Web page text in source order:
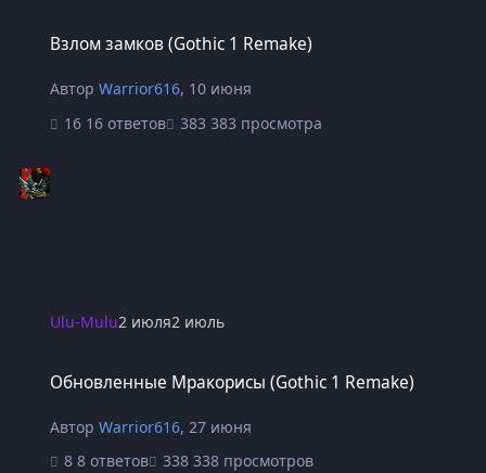
Взлом замков (Gothic 1 Remake)
АвторWarrior616, 10 июня
16 ответов
383 просмотра
Ulu-Mulu2 июля2 июль
Обновленные Мракорисы (Gothic 1 Remake)
АвторWarrior616,27 июня
8 ответов
338 просмотров